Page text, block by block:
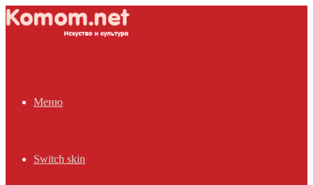
Меню
Switch skin